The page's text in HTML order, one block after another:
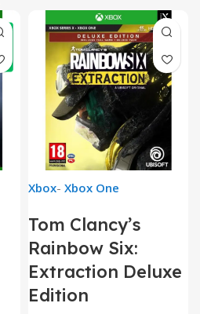
Xbox- Xbox One
Tom Clancy’s
Rainbow Six:
Extraction Deluxe
Edition